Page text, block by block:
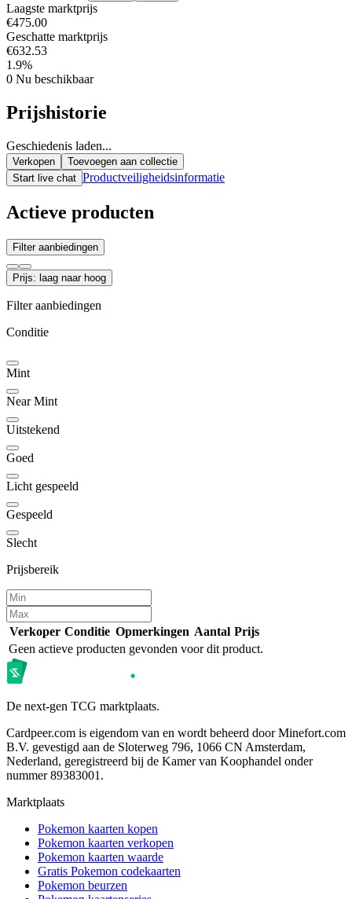
Laagste marktprijs
€475.00
Geschatte marktprijs
€632.53
1.9%
0 Nu beschikbaar
Prijshistorie
Geschiedenis laden...
Verkopen
Toevoegen aan collectie
Start live chat Productveiligheidsinformatie
Actieve producten
Filter aanbiedingen
Prijs: laag naar hoog
Filter aanbiedingen
Conditie
Mint
Near Mint
Uitstekend
Goed
Licht gespeeld
Gespeeld
Slecht
Prijsbereik
Verkoper Conditie Opmerkingen Aantal Prijs
Geen actieve producten gevonden voor dit product.
De next-gen TCG marktplaats.
Cardpeer.com is eigendom van en wordt beheerd door Minefort.com
B.V. gevestigd aan de Sloterweg 796, 1066 CN Amsterdam,
Nederland, geregistreerd bij de Kamer van Koophandel onder
nummer 89383001.
Marktplaats
Pokemon kaarten kopen
Pokemon kaarten verkopen
Pokemon kaarten waarde
Gratis Pokemon codekaarten
Pokemon beurzen